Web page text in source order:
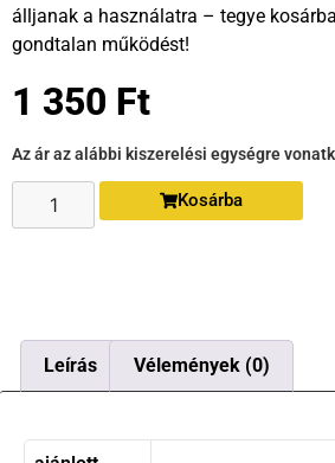
álljanak a használatra – tegye
gondtalan működést!
1 350 Ft
Az ár az alábbi kiszerelési egységre
Kosárba
Leírás Vélemények (0)